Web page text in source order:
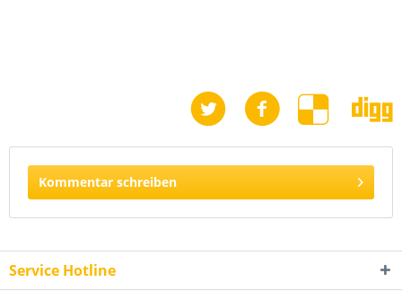
Kommentar schreiben
Service Hotline